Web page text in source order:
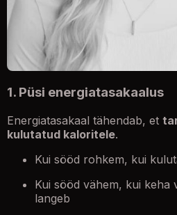
1. Püsi energiatasakaalus
Energiatasakaal tähendab, et
kulutatud kaloritele.
Kui sööd rohkem, kui
Kui sööd vähem, kui
langeb